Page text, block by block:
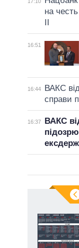
на
16:51
16:44
ВАКС
справи
16:37
ВАКС